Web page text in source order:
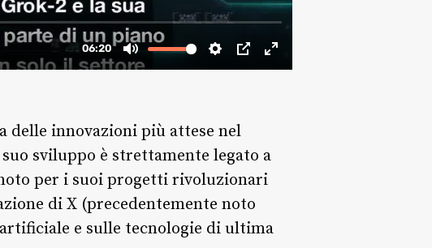
delle innovazioni più attese nel
sviluppo è strettamente legato a
per i suoi progetti rivoluzionari
di X (precedentemente noto
e sulle tecnologie di ultima